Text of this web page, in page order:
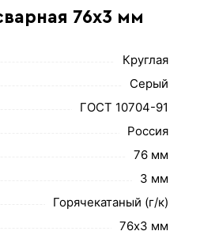
76х3 мм
Круглая
Серый
ГОСТ 10704-91
Россия
76 мм
3 мм
Горячекатаный (г/к)
76х3 мм